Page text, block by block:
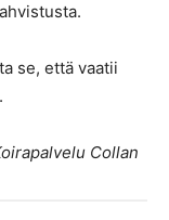
se, että vaatii
Collan